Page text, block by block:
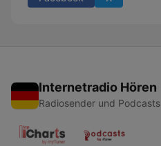
Internetradio Hören
Radiosender und Podcasts